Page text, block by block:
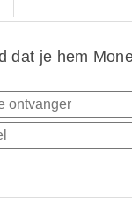
dat je hem